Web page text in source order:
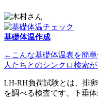
基礎体温作成
←こんな基礎体温表を簡
人たちとのシンクロ検索
LH-RH負荷試験とは、排
を調べる検査です。下垂